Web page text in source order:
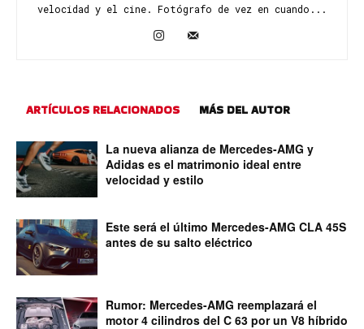
velocidad y el cine. Fotógrafo de vez en cuando...
ARTÍCULOS RELACIONADOS MÁS DEL AUTOR
La nueva alianza de Mercedes-AMG y
Adidas es el matrimonio ideal entre
velocidad y estilo
Este será el último Mercedes-AMG CLA 45S
antes de su salto eléctrico
Rumor: Mercedes-AMG reemplazará el
motor 4 cilindros del C 63 por un V8 híbrido